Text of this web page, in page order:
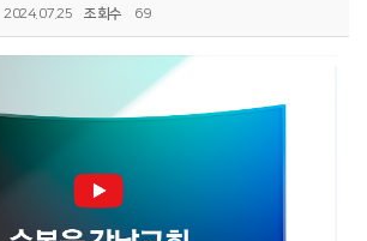
2024.07.25 조회수 69